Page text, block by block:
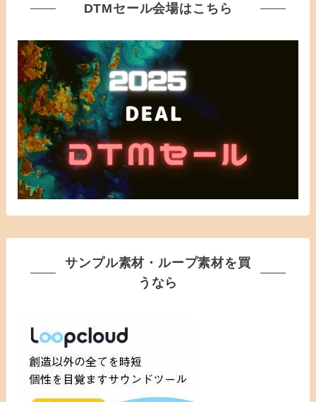
DTMセール会場はこちら
サンプル素材・ループ素材を買
うなら